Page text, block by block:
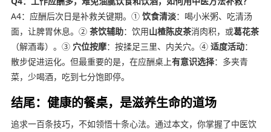
A4：应酬后次日是补救关键期。① 饮食清淡：喝小米粥、吃清汤
面，让脾胃休息。② 茶饮辅助：饮用山楂陈皮茶消肉积，或葛花茶
（解酒毒）。③ 穴位按摩：按揉足三里、内关穴。④ 适度活动：
散步促进运化。但最重要的是，在应酬桌上有意识选择：多夹青
菜，少喝酒，吃到七分饱即停。
结尾：健康的餐桌，是滋养生命的道场
追求一百条技巧，不如领悟十条心法。通过本文，你掌握了中医饮